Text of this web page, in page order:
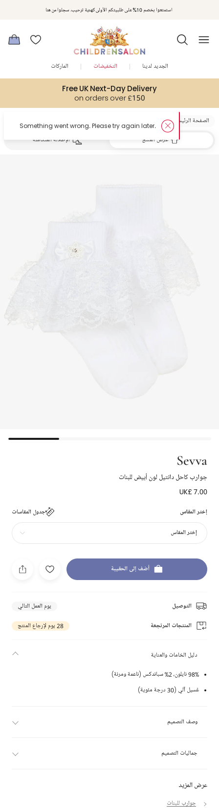
استمتعوا بخصم 10% على طلبيتكم الأولى كهدية ترحيب. سجلوا من هنا
Free UK Next-Day Delivery
on orders over £150
الجديد لدينا التخفيضات الماركات
الصفحة الرئيسية
عرض المنتج الإطلالة المتكاملة
Sevva
جوارب كاحل دانتيل لون أبيض للبنات
UK£ 7.00
إختر المقاس جدول المقاسات
إختر المقاس
أضف إلى الحقيبة
التوصيل يوم العمل التالي
المنتجات المرتجعة 28 يوم لإرجاع المنتج
عرض المزيد
جوارب للبنات
دليل الخامات والعناية
98% نايلون، 2% سباندكس (ناعمة ومرنة)
غسيل آلي (30 درجة مئوية)
وصف التصميم
جماليات التصميم